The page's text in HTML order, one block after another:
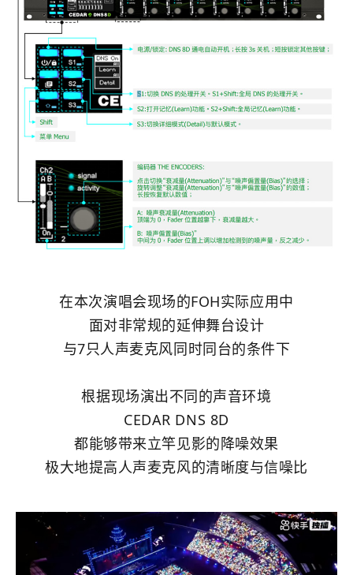
在本次演唱会现场的FOH实际应用中
面对非常规的延伸舞台设计
与7只人声麦克风同时同台的条件下
根据现场演出不同的声音环境
CEDAR DNS 8D
都能够带来立竿见影的降噪效果
极大地提高人声麦克风的清晰度与信噪比